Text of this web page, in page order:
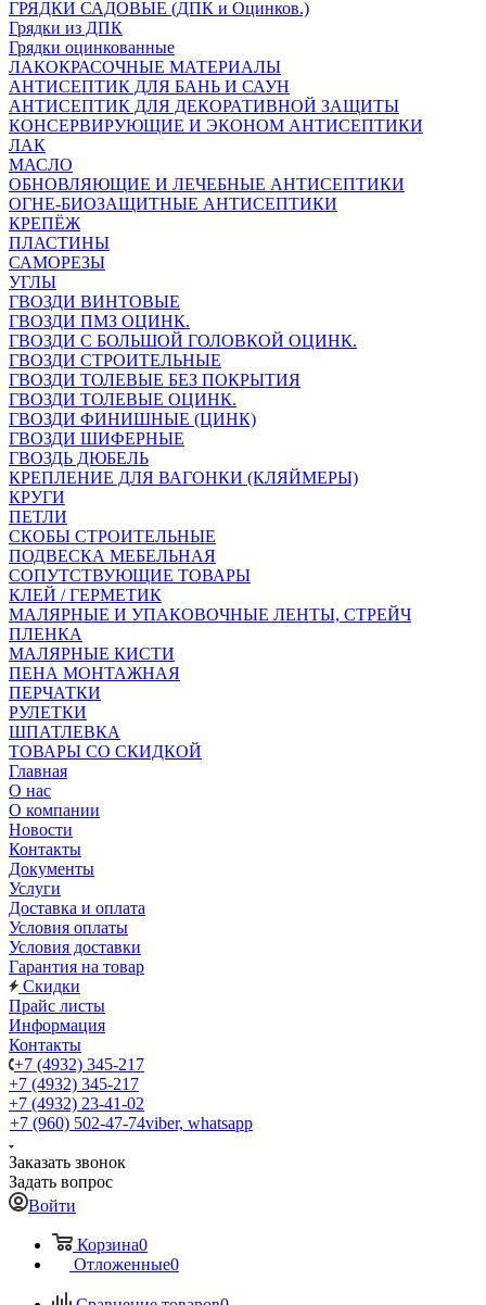
ГРЯДКИ САДОВЫЕ (ДПК и Оцинков.)
Грядки из ДПК
Грядки оцинкованные
ЛАКОКРАСОЧНЫЕ МАТЕРИАЛЫ
АНТИСЕПТИК ДЛЯ БАНЬ И САУН
АНТИСЕПТИК ДЛЯ ДЕКОРАТИВНОЙ ЗАЩИТЫ
КОНСЕРВИРУЮЩИЕ И ЭКОНОМ АНТИСЕПТИКИ
ЛАК
МАСЛО
ОБНОВЛЯЮЩИЕ И ЛЕЧЕБНЫЕ АНТИСЕПТИКИ
ОГНЕ-БИОЗАЩИТНЫЕ АНТИСЕПТИКИ
КРЕПЁЖ
ПЛАСТИНЫ
САМОРЕЗЫ
УГЛЫ
ГВОЗДИ ВИНТОВЫЕ
ГВОЗДИ ПМЗ ОЦИНК.
ГВОЗДИ С БОЛЬШОЙ ГОЛОВКОЙ ОЦИНК.
ГВОЗДИ СТРОИТЕЛЬНЫЕ
ГВОЗДИ ТОЛЕВЫЕ БЕЗ ПОКРЫТИЯ
ГВОЗДИ ТОЛЕВЫЕ ОЦИНК.
ГВОЗДИ ФИНИШНЫЕ (ЦИНК)
ГВОЗДИ ШИФЕРНЫЕ
ГВОЗДЬ ДЮБЕЛЬ
КРЕПЛЕНИЕ ДЛЯ ВАГОНКИ (КЛЯЙМЕРЫ)
КРУГИ
ПЕТЛИ
СКОБЫ СТРОИТЕЛЬНЫЕ
ПОДВЕСКА МЕБЕЛЬНАЯ
СОПУТСТВУЮЩИЕ ТОВАРЫ
КЛЕЙ / ГЕРМЕТИК
МАЛЯРНЫЕ И УПАКОВОЧНЫЕ ЛЕНТЫ, СТРЕЙЧ
ПЛЕНКА
МАЛЯРНЫЕ КИСТИ
ПЕНА МОНТАЖНАЯ
ПЕРЧАТКИ
РУЛЕТКИ
ШПАТЛЕВКА
ТОВАРЫ СО СКИДКОЙ
Главная
О нас
О компании
Новости
Контакты
Документы
Услуги
Доставка и оплата
Условия оплаты
Условия доставки
Гарантия на товар
Скидки
Прайс листы
Информация
Контакты
+7 (4932) 345-217
+7 (4932) 345-217
+7 (4932) 23-41-02
+7 (960) 502-47-74viber, whatsapp
Заказать звонок
Задать вопрос
Войти
Корзина0
Отложенные0